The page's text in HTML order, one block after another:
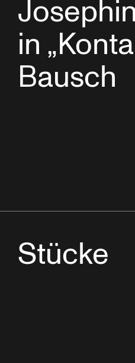
in
Bausch
Stücke